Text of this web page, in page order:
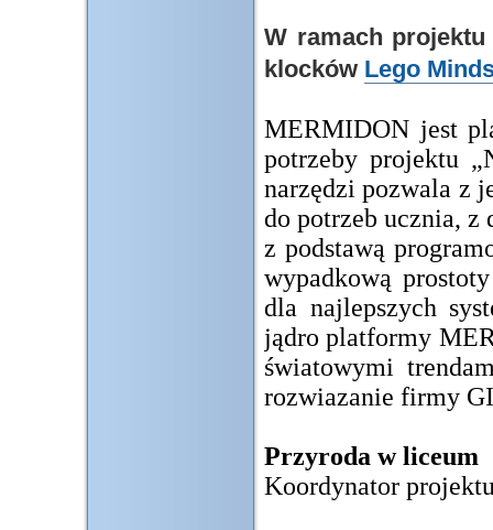
W ramach projektu
klocków Lego
MERMIDON jest
potrzeby projektu
narzędzi pozwala z
do potrzeb ucznia, z
z podstawą
wypadkową
dla najlepszych
jądro platformy
światowymi
rozwiazanie firmy
Przyroda w liceum
Koordynator